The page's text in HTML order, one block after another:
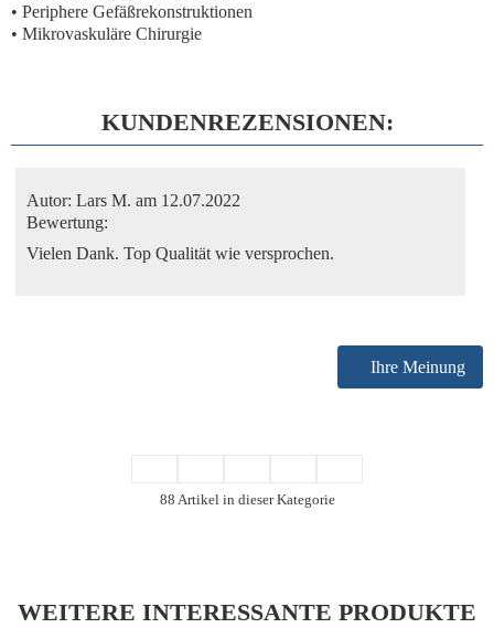
• Periphere Gefäßrekonstruktionen
• Mikrovaskuläre Chirurgie
KUNDENREZENSIONEN:
Autor: Lars M. am 12.07.2022
Bewertung:
Vielen Dank. Top Qualität wie versprochen.
Ihre Meinung
88 Artikel in dieser Kategorie
WEITERE INTERESSANTE PRODUKTE